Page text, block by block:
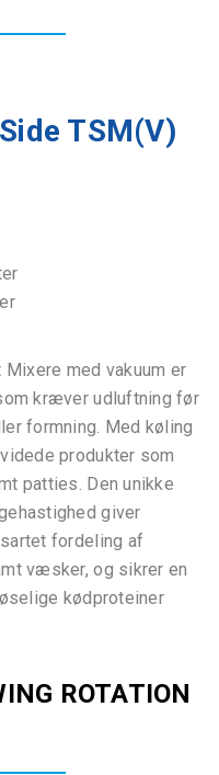
TSM(V)
med vakuum er
kræver udluftning før
formning. Med køling
produkter som
patties. Den unikke
giver
fordeling af
væsker, og sikrer en
kødproteiner
ROTATION